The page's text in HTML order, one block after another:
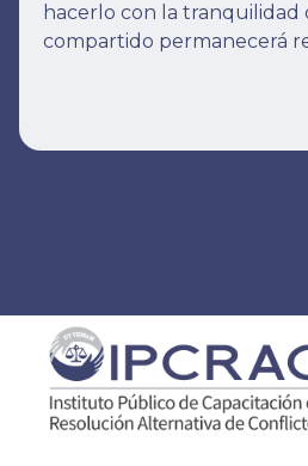
hacerlo con la tranquilidad
compartido permanecerá